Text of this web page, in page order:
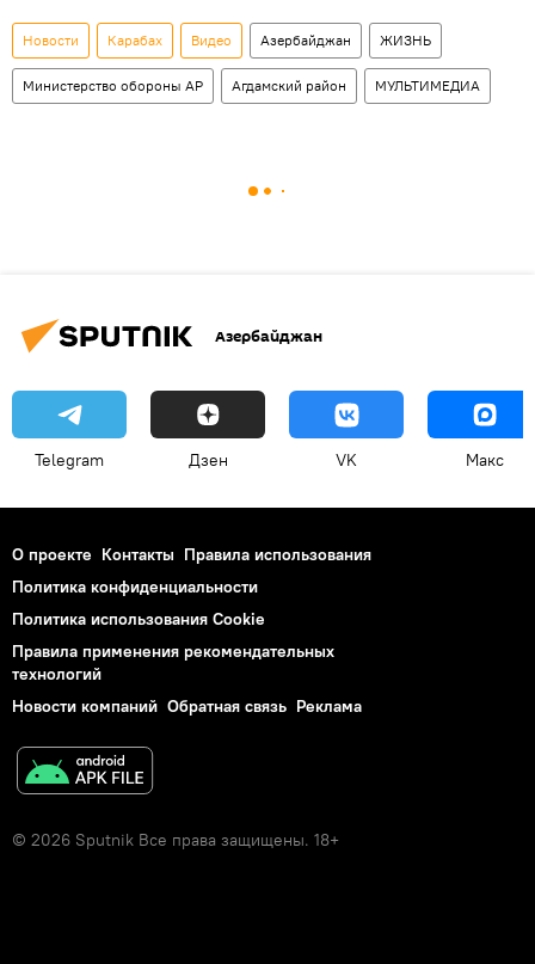
Новости Карабах Видео Азербайджан ЖИЗНЬ
Министерство обороны АР Агдамский район МУЛЬТИМЕДИА
Азербайджан
Telegram Дзен VK Макс
О проекте Контакты Правила использования
Политика конфиденциальности
Политика использования Cookie
Правила применения рекомендательных
технологий
Новости компаний Обратная связь Реклама
© 2026 Sputnik Все права защищены. 18+